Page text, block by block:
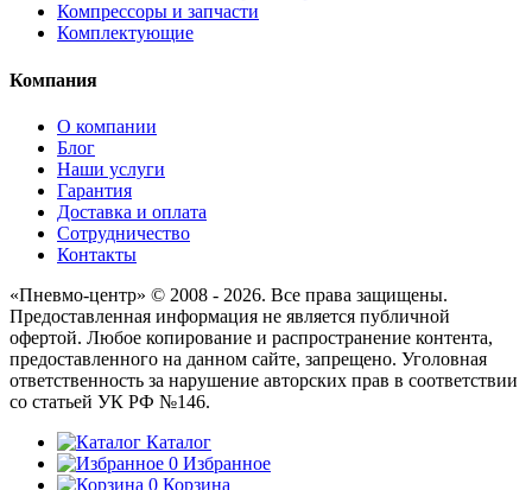
Компрессоры и запчасти
Комплектующие
Компания
О компании
Блог
Наши услуги
Гарантия
Доставка и оплата
Сотрудничество
Контакты
«Пневмо-центр» © 2008 - 2026. Все права защищены.
Предоставленная информация не является публичной
офертой. Любое копирование и распространение контента,
предоставленного на данном сайте, запрещено. Уголовная
ответственность за нарушение авторских прав в соответствии
со статьей УК РФ №146.
Каталог
0 Избранное
0 Корзина